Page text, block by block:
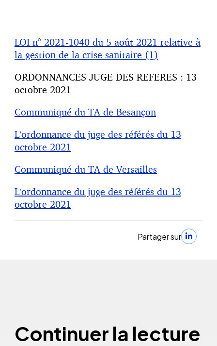
LOI n° 2021-1040 du 5 août 2021 relative à
la gestion de la crise sanitaire (1)
ORDONNANCES JUGE DES REFERES : 13
octobre 2021
Communiqué du TA de Besançon
L’ordonnance du juge des référés du 13
octobre 2021
Communiqué du TA de Versailles
L’ordonnance du juge des référés du 13
octobre 2021
Partager sur
Continuer la lecture